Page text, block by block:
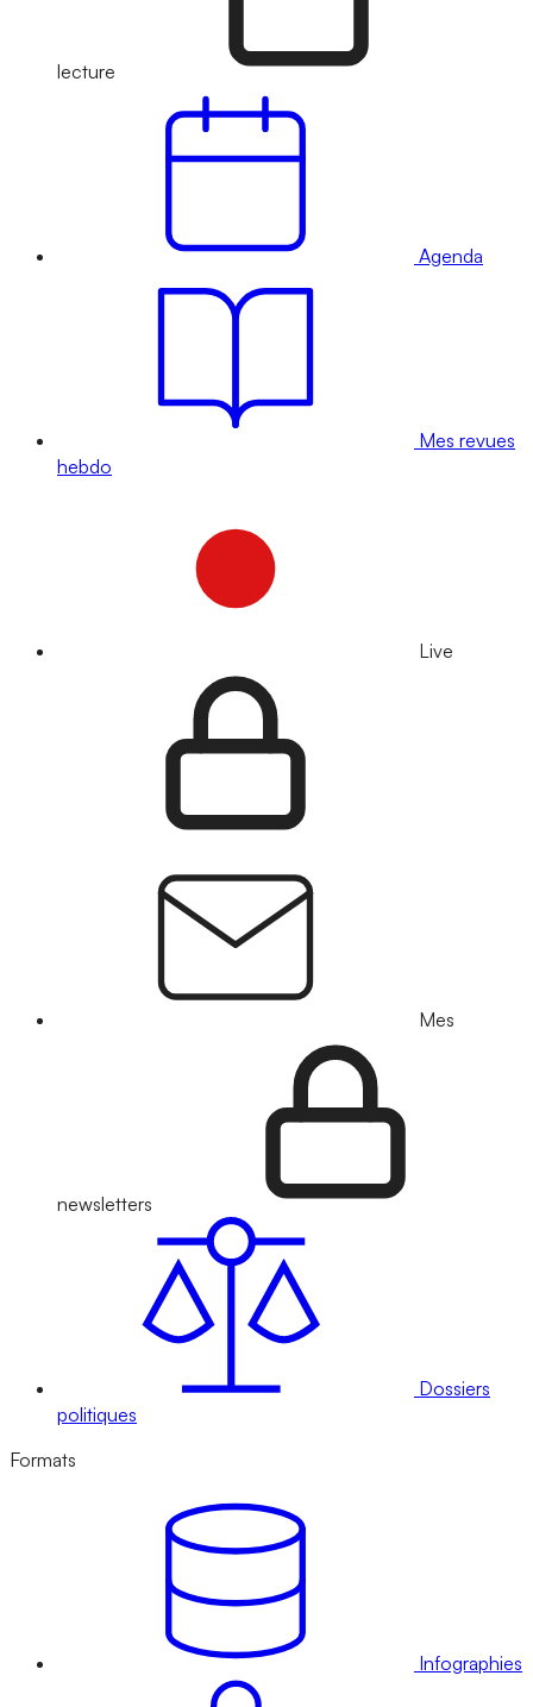
lecture
Agenda
Mes revues
hebdo
Live
Mes
newsletters
Dossiers
politiques
Formats
Infographies